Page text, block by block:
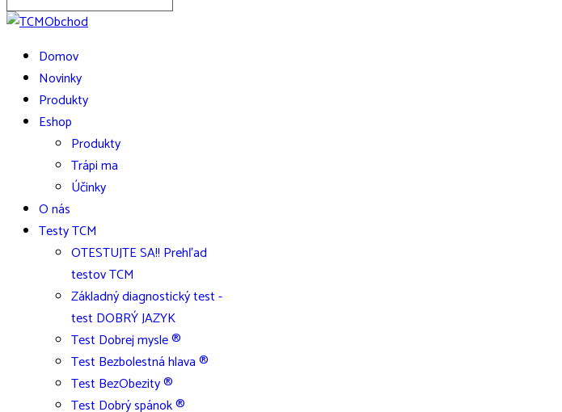
Domov
Novinky
Produkty
Eshop
Produkty
Trápi ma
Účinky
O nás
Testy TCM
OTESTUJTE SA!! Prehľad
testov TCM
Základný diagnostický test -
test DOBRÝ JAZYK
Test Dobrej mysle ®
Test Bezbolestná hlava ®
Test BezObezity ®
Test Dobrý spánok ®